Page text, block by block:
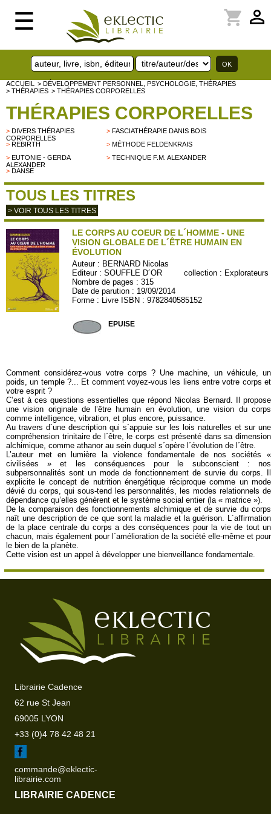
☰ perm_identity
shopping_cart
ACCUEIL
> DÉVELOPPEMENT PERSONNEL, PSYCHOLOGIE, THÉRAPIES
> THÉRAPIES > THÉRAPIES CORPORELLES
THÉRAPIES CORPORELLES
> DIVERS THÉRAPIES
CORPORELLES
>FASCIATHÉRAPIE DANIS BOIS
> REBIRTH >MÉTHODE FELDENKRAIS
> EUTONIE - GERDA
ALEXANDER
>TECHNIQUE F.M. ALEXANDER
> DANSE
TOUS LES TITRES
> VOIR TOUS LES TITRES
LE CORPS AU COEUR DE L´HOMME - UNE
VISION GLOBALE DE L´ÊTRE HUMAIN EN
ÉVOLUTION
Auteur : BERNARD Nicolas
Editeur :SOUFFLE D´OR collection : Explorateurs
Nombre de pages : 315
Date de parution : 19/09/2014
Forme : Livre ISBN : 9782840585152
EPUISE
Comment considérez-vous votre corps ? Une machine, un véhicule, un
poids, un temple ?... Et comment voyez-vous les liens entre votre corps et
votre esprit ?
C’est à ces questions essentielles que répond Nicolas Bernard. Il propose
une vision originale de l’être humain en évolution, une vision du corps
comme intelligence, vibration, et plus encore, puissance.
Au travers d´une description qui s´appuie sur les lois naturelles et sur une
compréhension trinitaire de l´être, le corps est présenté dans sa dimension
alchimique, comme athanor au sein duquel s´opère l´évolution de l´être.
L’auteur met en lumière la violence fondamentale de nos sociétés «
civilisées » et les conséquences pour le subconscient : nos
subpersonnalités sont un mode de fonctionnement de survie du corps. Il
explicite le concept de nutrition énergétique réciproque comme un mode
dévié du corps, qui sous-tend les personnalités, les modes relationnels de
dépendance qu’elles génèrent et le système social entier (la « matrice »).
De la comparaison des fonctionnements alchimique et de survie du corps
naît une description de ce que sont la maladie et la guérison. L´affirmation
de la place centrale du corps a des conséquences pour la vie de tout un
chacun, mais également pour l´amélioration de la société elle-même et pour
le bien de la planète.
Cette vision est un appel à développer une bienveillance fondamentale.
Librairie Cadence
62 rue St Jean
69005 LYON
+33 (0)4 78 42 48 21
commande@eklectic-
librairie.com
LIBRAIRIE CADENCE